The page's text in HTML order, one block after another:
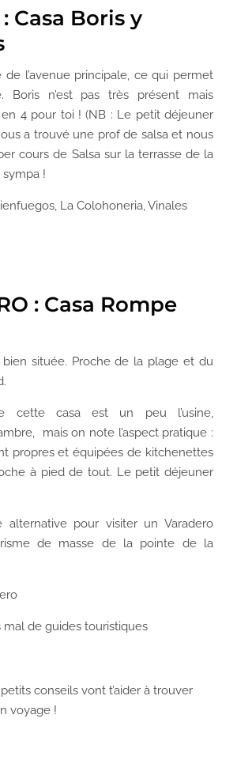
Casa Boris y
l’avenue principale, ce qui permet
Boris n’est pas très présent mais
4 pour toi ! (NB : Le petit déjeuner
a trouvé une prof de salsa et nous
cours de Salsa sur la terrasse de la
!
La Colohoneria, Vinales
: Casa Rompe
située. Proche de la plage et du
cette casa est un peu l’usine,
mais on note l’aspect pratique :
propres et équipées de kitchenettes
à pied de tout. Le petit déjeuner
alternative pour visiter un Varadero
de masse de la pointe de la
mal de guides touristiques
conseils vont t’aider à trouver
voyage !